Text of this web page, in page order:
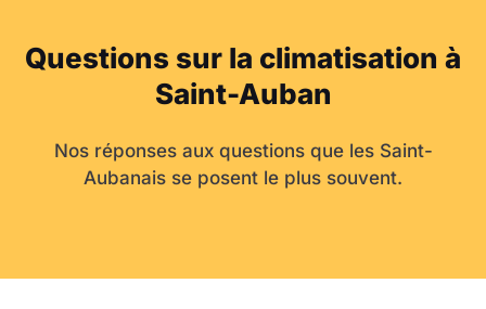
Questions sur la climatisation à
Saint-Auban
Nos réponses aux questions que les Saint-
Aubanais se posent le plus souvent.